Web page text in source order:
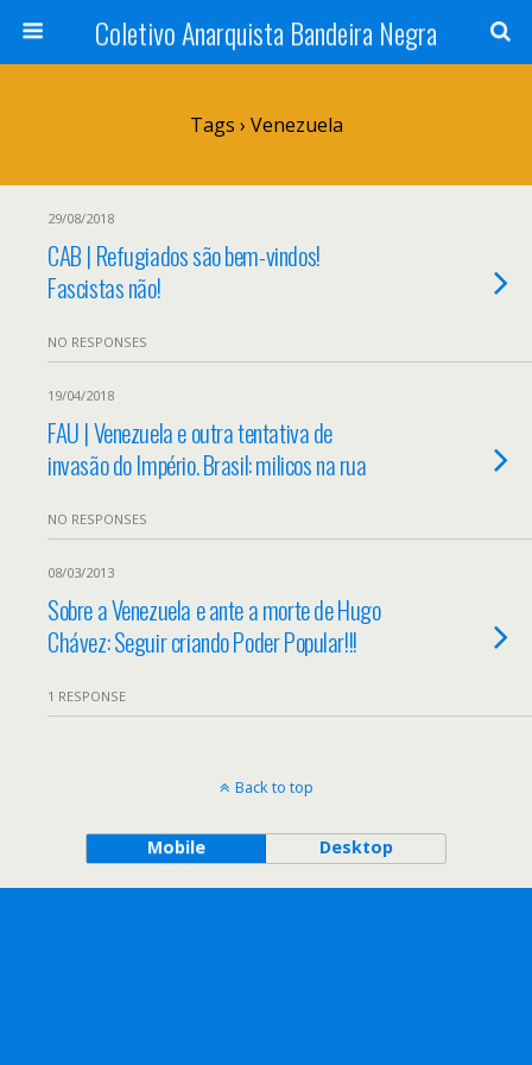
Coletivo Anarquista Bandeira Negra
Tags › Venezuela
29/08/2018
CAB | Refugiados são bem-vindos!
Fascistas não!
NO RESPONSES
19/04/2018
FAU | Venezuela e outra tentativa de
invasão do Império. Brasil: milicos na rua
NO RESPONSES
08/03/2013
Sobre a Venezuela e ante a morte de Hugo
Chávez: Seguir criando Poder Popular!!!
1 RESPONSE
Back to top
Mobile Desktop